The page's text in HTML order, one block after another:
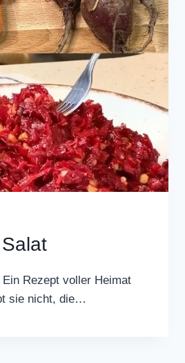
Rezept voller Heimat
sie nicht, die…